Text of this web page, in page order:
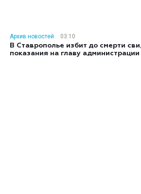
Архив новостей
03:10
В Ставрополье избит до смерти
показания на главу администрации